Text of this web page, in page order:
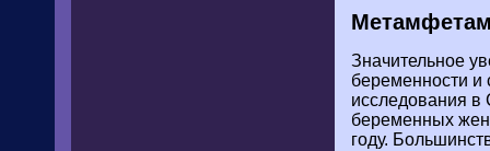
Значительное
беременности и
исследования в
беременных
году.